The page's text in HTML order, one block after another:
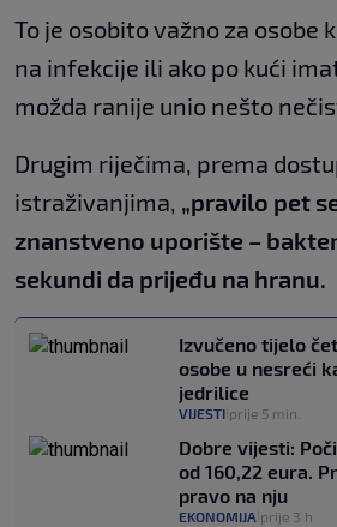
To je osobito važno za osobe
na infekcije ili ako po kući
možda ranije unio nešto
Drugim riječima, prema
istraživanjima, „pravilo pet
znanstveno uporište –
sekundi da prijeđu na hranu.
Izvučeno tijelo
osobe u nesreći
jedrilice
VIJESTI prije 5 min.
Dobre vijesti:
od 160,22 eura.
pravo na nju
EKONOMIJA prije 3 h